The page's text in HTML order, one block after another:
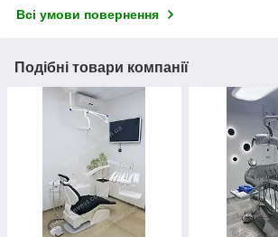
Всі умови повернення
Подібні товари компанії